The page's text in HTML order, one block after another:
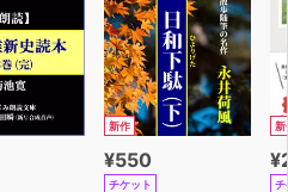
新作
¥550
チケット
新
チ